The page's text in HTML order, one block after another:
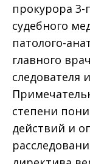
прокурора 3-
судебного
патолого-
главного
следователя
степени
действий и